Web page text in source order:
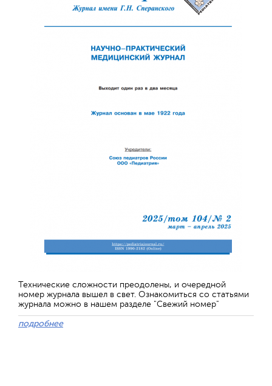
Технические сложности преодолены, и очередной
номер журнала вышел в свет. Ознакомиться со статьями
журнала можно в нашем разделе "Свежий номер"
подробнее